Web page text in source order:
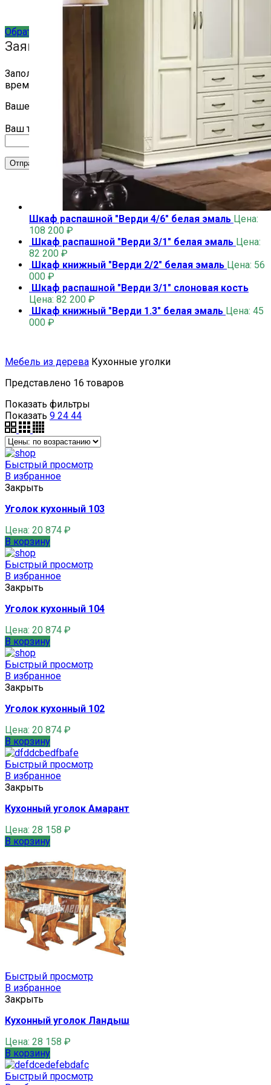
+7(904)261-02-55
Обратный звонок
Заявка на обратный звонок
Заполните заявку и мы перезвоним вам в ближайшее
время
Ваше имя
Ваш телефон
Шкаф распашной "Верди 4/6" белая эмаль Цена:
108 200 ₽
Шкаф распашной "Верди 3/1" белая эмаль Цена:
82 200 ₽
Шкаф книжный "Верди 2/2" белая эмаль Цена: 56
000 ₽
Шкаф распашной "Верди 3/1" слоновая кость
Цена: 82 200 ₽
Шкаф книжный "Верди 1.3" белая эмаль Цена: 45
000 ₽
Мебель из дерева Кухонные уголки
Представлено 16 товаров
Показать фильтры
Показать 9 24 44
Быстрый просмотр
В избранное
Закрыть
Уголок кухонный 103
Цена: 20 874 ₽
В корзину
Быстрый просмотр
В избранное
Закрыть
Уголок кухонный 104
Цена: 20 874 ₽
В корзину
Быстрый просмотр
В избранное
Закрыть
Уголок кухонный 102
Цена: 20 874 ₽
В корзину
Быстрый просмотр
В избранное
Закрыть
Кухонный уголок Амарант
Цена: 28 158 ₽
В корзину
Быстрый просмотр
В избранное
Закрыть
Кухонный уголок Ландыш
Цена: 28 158 ₽
В корзину
Быстрый просмотр